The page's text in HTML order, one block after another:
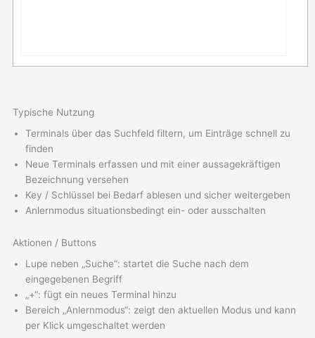
Typische Nutzung
Terminals über das Suchfeld filtern, um Einträge schnell zu
finden
Neue Terminals erfassen und mit einer aussagekräftigen
Bezeichnung versehen
Key / Schlüssel bei Bedarf ablesen und sicher weitergeben
Anlernmodus situationsbedingt ein- oder ausschalten
Aktionen / Buttons
Lupe neben „Suche“: startet die Suche nach dem
eingegebenen Begriff
„+“: fügt ein neues Terminal hinzu
Bereich „Anlernmodus“: zeigt den aktuellen Modus und kann
per Klick umgeschaltet werden